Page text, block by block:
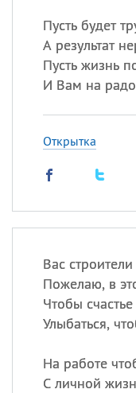
Пусть будет
А результат
Пусть жизнь
И Вам на
Открытка
Вас
Пожелаю, в
Чтобы
Улыбаться,
На работе
С личной